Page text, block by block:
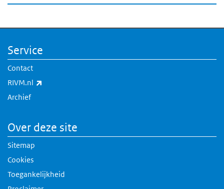
Service
Contact
RIVM.nl
Archief
Over deze site
Sitemap
Cookies
Toegankelijkheid